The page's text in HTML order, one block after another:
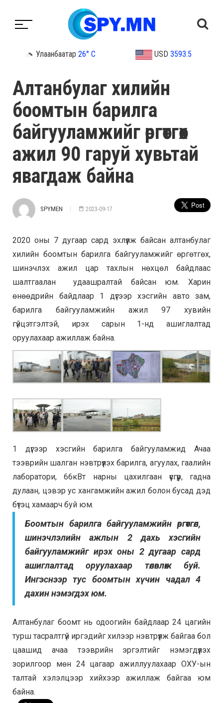
Улаанбаатар 26° C USD 3593.5
Алтанбулаг хилийн
боомтын барилга
байгууламжийг өргөтгөх
ажил 90 гаруй хувьтай
явагдаж байна
SPYMEN 2023-09-17
2020 оны 7 дугаар сард эхлүүлж байсан алтанбулаг
хилийн боомтын барилга байгууламжийг өргөтгөх,
шинэчлэх ажил цар тахлын нөхцөл байдлаас
шалтгаалан удаашралтай байсан юм. Харин
өнөөдрийн байдлаар 1 дүгээр хэсгийн авто зам,
барилга байгууламжийн ажил 97 хувийн
гүйцэтгэлтэй, ирэх сарын 1-нд ашиглалтад
оруулахаар ажиллаж байна.
1 дүгээр хэсгийн барилга байгууламжид Ачаа
тээврийн шалган нэвтрүүлэх барилга, агуулах, гаалийн
лаборатори, 66кВт нарны цахилгаан үүсгүүр, гадна
дулаан, цэвэр ус хангамжийн ажил болон бусад дэд
бүтэц хамаарч буй юм.
Боомтын барилга байгууламжийн өргөтгөл,
шинэчлэлийн ажлын 2 дахь хэсгийн
байгууламжийг ирэх оны 2 дугаар сард
ашиглалтад оруулахаар төлөвлөж буй.
Ингэснээр тус боомтын хүчин чадал 4
дахин нэмэгдэх юм.
Алтанбулаг боомт нь одоогийн байдлаар 24 цагийн
турш тасралтгүй иргэдийг хилээр нэвтрүүлж байгаа бол
цаашид ачаа тээврийн эргэлтийг нэмэгдүүлэх
зорилгоор мөн 24 цагаар ажиллуулахаар ОХУ-ын
талтай хэлэлцээр хийхээр ажиллаж байгаа юм
байна.